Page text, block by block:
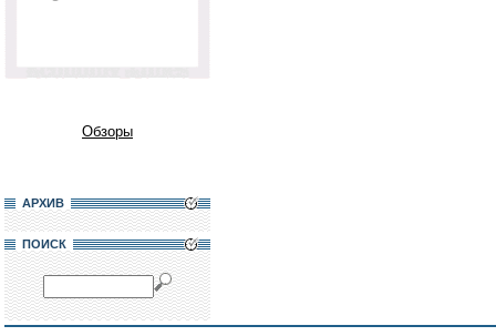
Обзоры
АРХИВ
ПОИСК